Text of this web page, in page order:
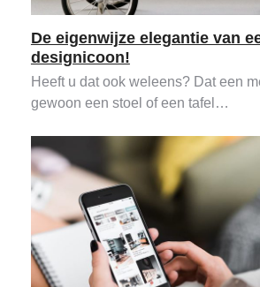
De eigenwijze elegantie van
designicoon!
Heeft u dat ook weleens? Dat een
gewoon een stoel of een tafel…